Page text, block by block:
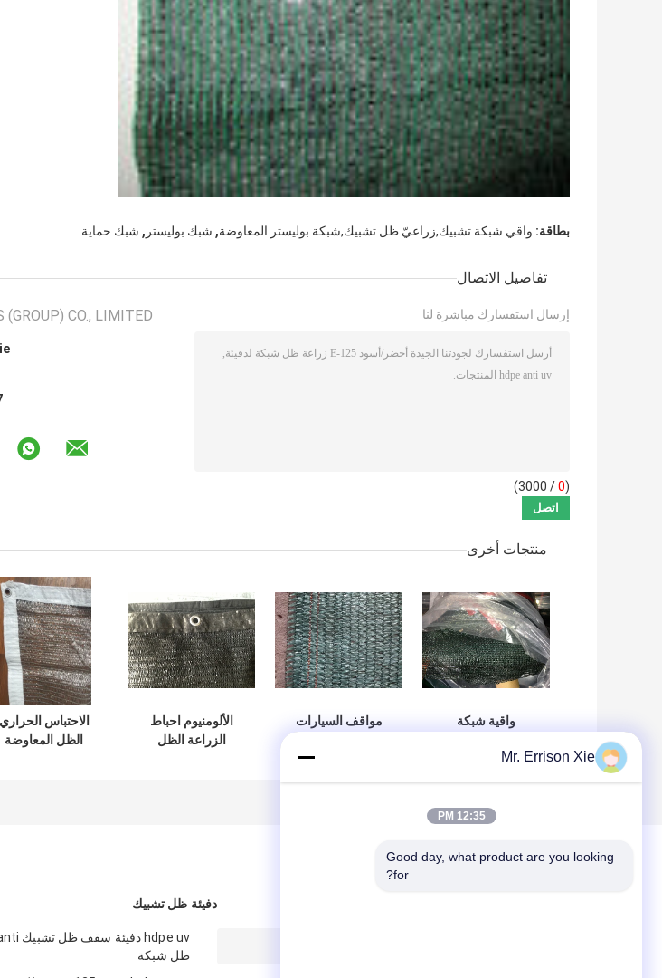
بطاقة: واقي شبكة تشبيك,زراعيّ ظل تشبيك,شبكة بوليستر المعاوضة, شبك بوليستر , شبك حماية
تفاصيل الاتصال
(GROUP) CO., LIMITED إرسال استفسارك مباشرة لنا
(
0
/ 3000)
منتجات أخرى
واقية شبكة
الظل الصافية لزهرة
مواقف السيارات
الظل المعاوضة
الألومنيوم احباط
الزراعة الظل
الاحتباس الحراري
الظل المعاوضة
دفيئة ظل تشبيك
ظل شبكة
Mr. Errison Xie
12:35 PM
Good day, what product are you looking
for?